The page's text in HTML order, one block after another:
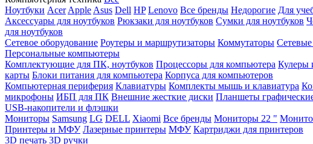
Ноутбуки Acer Apple Asus Dell HP Lenovo Все бренды Недорогие Для
Аксессуары для ноутбуков Рюкзаки для ноутбуков Сумки для ноутбуков
для ноутбуков
Сетевое оборудование Роутеры и маршрутизаторы Коммутаторы
Персональные компьютеры
Комплектующие для ПК, ноутбуков Процессоры для компьютера Кулеры
карты Блоки питания для компьютера Корпуса для компьютеров
Компьютерная периферия Клавиатуры Комплекты мышь и клавиатура
микрофоны ИБП для ПК Внешние жесткие диски Планшеты
USB-накопители и флэшки
Мониторы Samsung LG DELL Xiaomi Все бренды Мониторы 22 "
Принтеры и МФУ Лазерные принтеры МФУ Картриджи для принтеров
3D печать 3D ручки